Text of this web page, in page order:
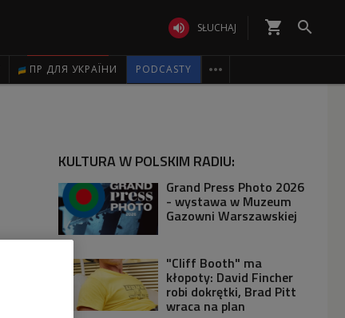
 SŁUCHAJ shopping_cart 
ПР ДЛЯ УКРАЇНИ PODCASTY 
KULTURA W POLSKIM RADIU:
Grand Press Photo 2026
- wystawa w Muzeum
Gazowni Warszawskiej
"Cliff Booth" ma
kłopoty: David Fincher
robi dokrętki, Brad Pitt
wraca na plan